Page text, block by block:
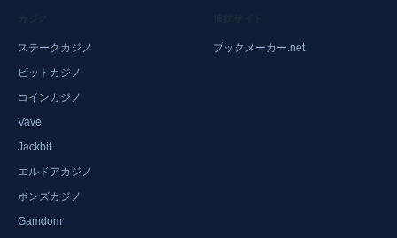
ステークカジノ
ビットカジノ
コインカジノ
Vave
Jackbit
エルドアカジノ
ボンズカジノ
Gamdom
ブックメーカー.net